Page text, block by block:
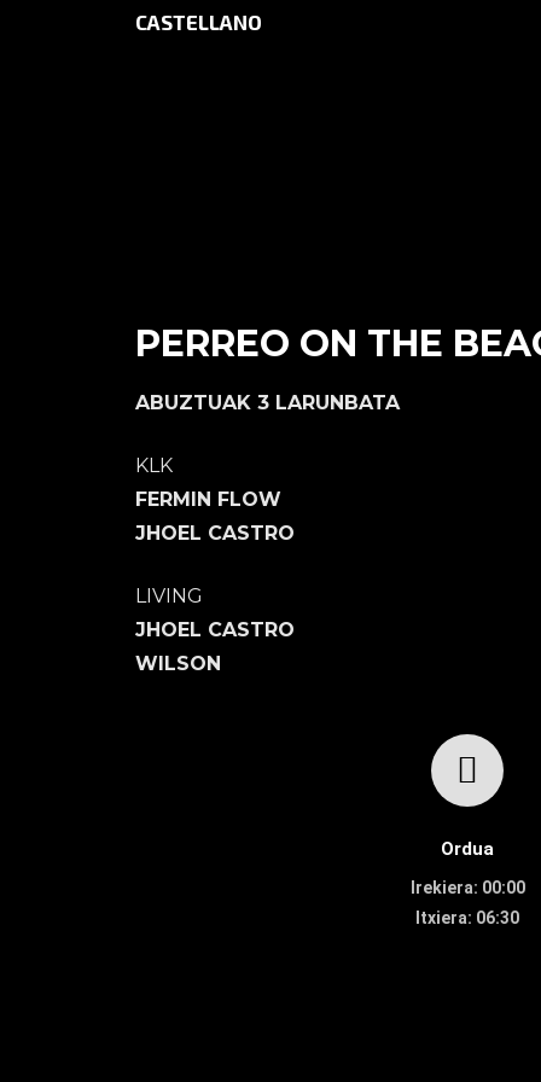
CASTELLANO
PERREO ON THE
ABUZTUAK 3 LARUNBATA
KLK
FERMIN FLOW
JHOEL CASTRO
LIVING
JHOEL CASTRO
WILSON
Ordua
Irekiera: 00:00
Itxiera: 06:30